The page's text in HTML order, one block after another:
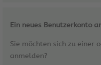
Ein neues Benutzerkonto
Sie möchten sich zu einer
anmelden?